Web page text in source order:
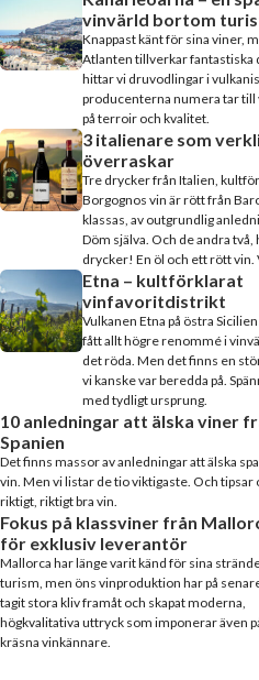
vinvärld bortom
Knappast känt för sina viner,
Atlanten tillverkar fantastiska
hittar vi druvodlingar i
producenterna numera tar till
på terroir och kvalitet.
3 italienare som
överraskar
Tre drycker från Italien,
Borgognos vin är rött från
klassas, av outgrundlig
Döm själva. Och de andra
drycker! En öl och ett rött vin.
Etna – kultförklarat
vinfavoritdistrikt
Vulkanen Etna på östra
fått allt högre renommé i
det röda. Men det finns en
vi kanske var beredda på.
med tydligt ursprung.
10 anledningar att älska viner
Spanien
Det finns massor av anledningar att älska
vin. Men vi listar de tio viktigaste. Och tipsar
riktigt, riktigt bra vin.
Fokus på klassviner från
för exklusiv leverantör
Mallorca har länge varit känd för sina
turism, men öns vinproduktion har på
tagit stora kliv framåt och skapat moderna,
högkvalitativa uttryck som imponerar även
kräsna vinkännare.